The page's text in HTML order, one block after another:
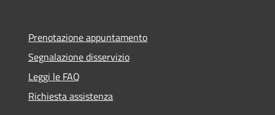
Prenotazione appuntamento
Segnalazione disservizio
Leggi le FAQ
Richiesta assistenza